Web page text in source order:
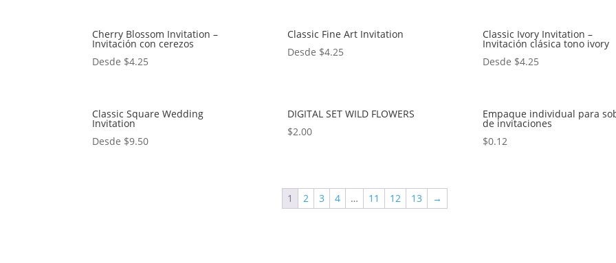
Cherry Blossom Invitation –
Invitación con cerezos
Desde $4.25
Classic Fine Art Invitation
Desde $4.25
Classic Ivory Invitation –
Invitación clásica tono ivory
Desde $4.25
Classic Square Wedding
Invitation
Desde $9.50
DIGITAL SET WILD FLOWERS
$2.00
Empaque individual para
de invitaciones
$0.12
1 2 3 4 … 11 12 13 →